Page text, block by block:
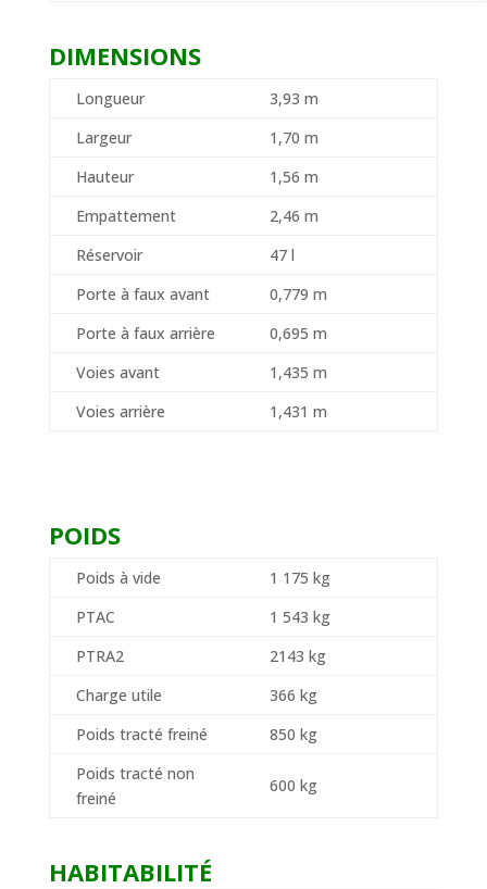
DIMENSIONS
Longueur
3,93 m
Largeur
1,70 m
Hauteur
1,56 m
Empattement
2,46 m
Réservoir
47 l
Porte à faux avant
0,779 m
Porte à faux arrière
0,695 m
Voies avant
1,435 m
Voies arrière
1,431 m
POIDS
Poids à vide
1 175 kg
PTAC
1 543 kg
PTRA2
2143 kg
Charge utile
366 kg
Poids tracté freiné
850 kg
Poids tracté non
freiné
600 kg
HABITABILITÉ